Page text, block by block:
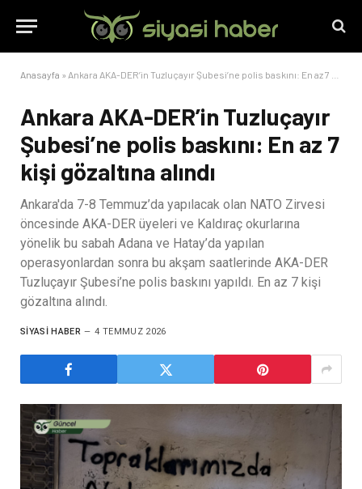
Anasayfa » Ankara AKA-DER’in Tuzluçayır Şubesi’ne polis baskını: En az 7 kişi gözaltına alındı
Ankara AKA-DER’in Tuzluçayır
Şubesi’ne polis baskını: En az 7
kişi gözaltına alındı
Ankara'da 7-8 Temmuz’da yapılacak olan NATO Zirvesi
öncesinde AKA-DER üyeleri ve Kaldıraç okurlarına
yönelik bu sabah Adana ve Hatay’da yapılan
operasyonlardan sonra bu akşam saatlerinde AKA-DER
Tuzluçayır Şubesi’ne polis baskını yapıldı. En az 7 kişi
gözaltına alındı.
SIYASI HABER 4 TEMMUZ 2026